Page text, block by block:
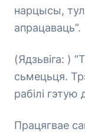
нарцысы,
апрацаваць”.
(Ядзьвіга: )
сьмецьця.
рабілі
Працягвае